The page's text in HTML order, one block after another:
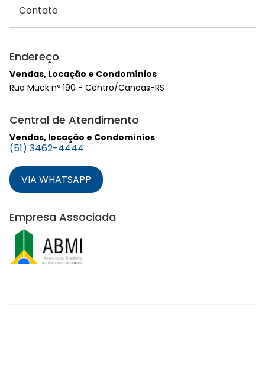
Contato
Endereço
Vendas, Locação e Condomínios
Rua Muck nº 190 - Centro/Canoas-RS
Central de Atendimento
Vendas, locação e Condomínios
(51) 3462-4444
VIA WHATSAPP
Empresa Associada